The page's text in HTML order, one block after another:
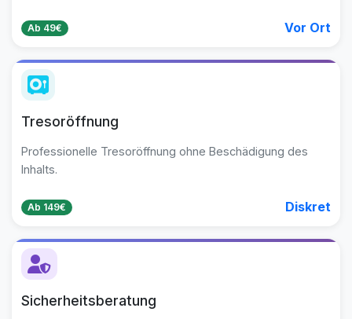
Ab 49€ Vor Ort
Tresoröffnung
Professionelle Tresoröffnung ohne Beschädigung des
Inhalts.
Ab 149€ Diskret
Sicherheitsberatung